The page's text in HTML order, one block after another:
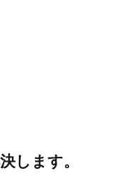
します。